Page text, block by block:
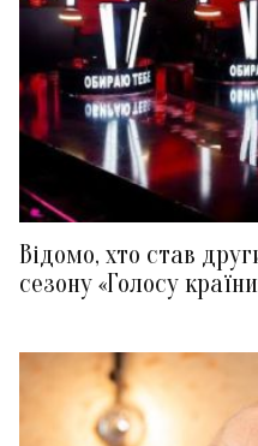
Відомо, хто став
сезону «Голосу